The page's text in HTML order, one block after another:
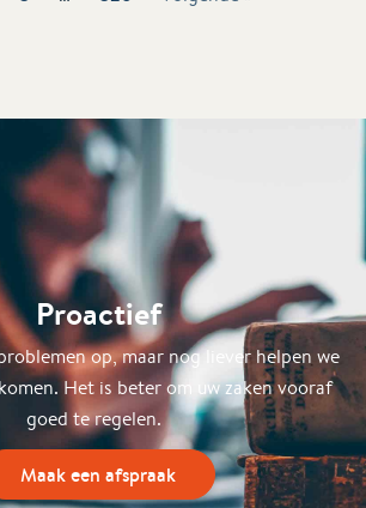
Proactief
op, maar nog liever helpen we
Het is beter om uw zaken vooraf
goed te regelen.
Maak een afspraak